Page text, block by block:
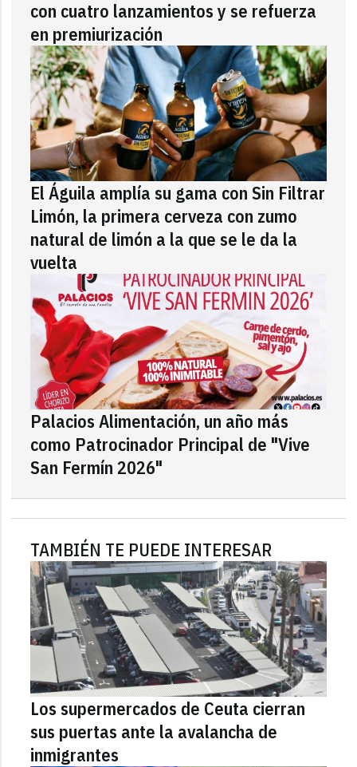
con cuatro lanzamientos y se refuerza
en premiurización
El Águila amplía su gama con Sin Filtrar
Limón, la primera cerveza con zumo
natural de limón a la que se le da la
vuelta
Palacios Alimentación, un año más
como Patrocinador Principal de "Vive
San Fermín 2026"
TAMBIÉN TE PUEDE INTERESAR
Los supermercados de Ceuta cierran
sus puertas ante la avalancha de
inmigrantes